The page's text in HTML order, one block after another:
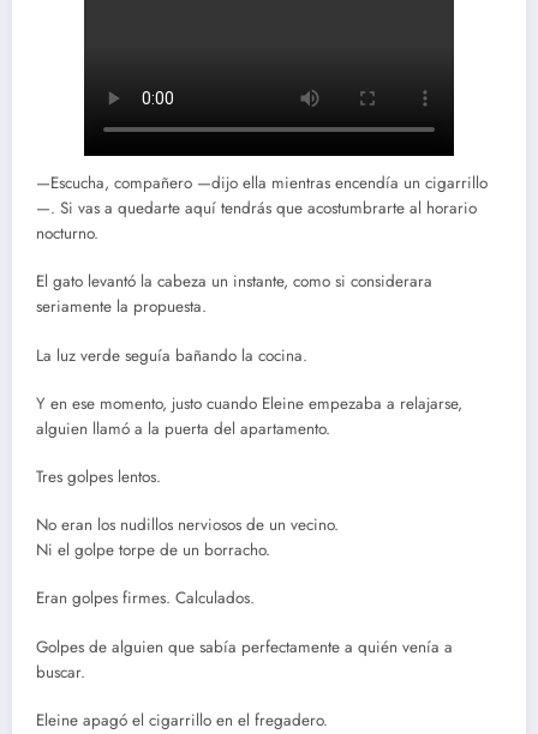
—Escucha, compañero —dijo ella mientras encendía un cigarrillo
—. Si vas a quedarte aquí tendrás que acostumbrarte al horario
nocturno.
El gato levantó la cabeza un instante, como si considerara
seriamente la propuesta.
La luz verde seguía bañando la cocina.
Y en ese momento, justo cuando Eleine empezaba a relajarse,
alguien llamó a la puerta del apartamento.
Tres golpes lentos.
No eran los nudillos nerviosos de un vecino.
Ni el golpe torpe de un borracho.
Eran golpes firmes. Calculados.
Golpes de alguien que sabía perfectamente a quién venía a
buscar.
Eleine apagó el cigarrillo en el fregadero.